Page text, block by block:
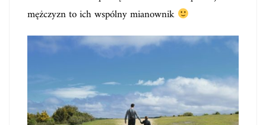
mężczyzn to ich wspólny mianownik